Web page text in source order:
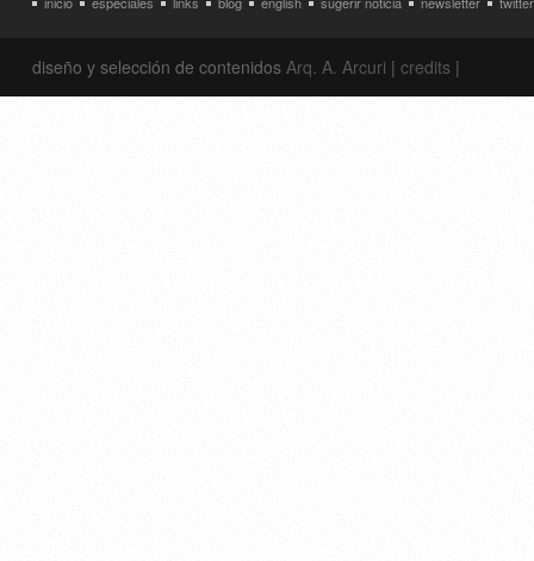
diseño y selección de contenidos Arq. A. Arcuri | credits |